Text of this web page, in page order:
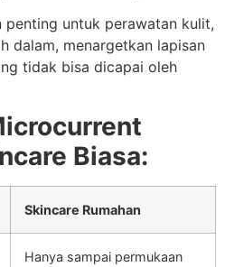
penting untuk perawatan kulit,
dalam, menargetkan lapisan
tidak bisa dicapai oleh
Biasa:
Skincare Rumahan
Hanya sampai permukaan